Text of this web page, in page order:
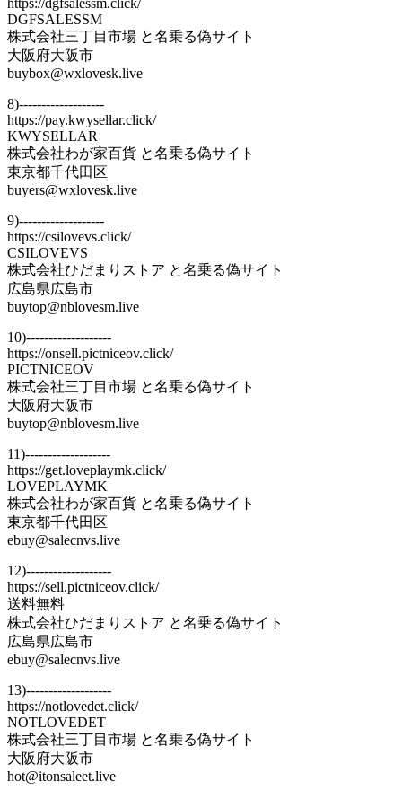
https://dgfsalessm.click/
DGFSALESSM
株式会社三丁目市場 と名乗る偽サイト
大阪府大阪市
buybox@wxlovesk.live
8)-------------------
https://pay.kwysellar.click/
KWYSELLAR
株式会社わが家百貨 と名乗る偽サイト
東京都千代田区
buyers@wxlovesk.live
9)-------------------
https://csilovevs.click/
CSILOVEVS
株式会社ひだまりストア と名乗る偽サイト
広島県広島市
buytop@nblovesm.live
10)-------------------
https://onsell.pictniceov.click/
PICTNICEOV
株式会社三丁目市場 と名乗る偽サイト
大阪府大阪市
buytop@nblovesm.live
11)-------------------
https://get.loveplaymk.click/
LOVEPLAYMK
株式会社わが家百貨 と名乗る偽サイト
東京都千代田区
ebuy@salecnvs.live
12)-------------------
https://sell.pictniceov.click/
送料無料
株式会社ひだまりストア と名乗る偽サイト
広島県広島市
ebuy@salecnvs.live
13)-------------------
https://notlovedet.click/
NOTLOVEDET
株式会社三丁目市場 と名乗る偽サイト
大阪府大阪市
hot@itonsaleet.live